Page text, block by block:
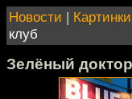
Новости | Картинки
клуб
Зелёный доктор